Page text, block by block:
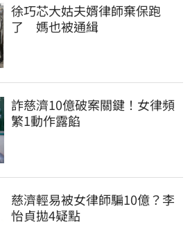
徐巧芯大姑夫婿律師棄保跑
了　媽也被通緝
詐慈濟10億破案關鍵！女律頻
繁1動作露餡
慈濟輕易被女律師騙10億？李
怡貞拋4疑點